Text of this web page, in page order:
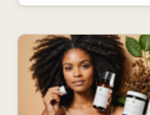
SUR
D’AMSTERDAM
MENACE
UNE
BASE
SCIENTIFIQUE
AUX
TERRES